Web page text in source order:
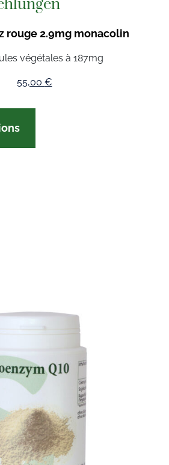
rouge 2.9mg monacolin
végétales à 187mg
55,00 €